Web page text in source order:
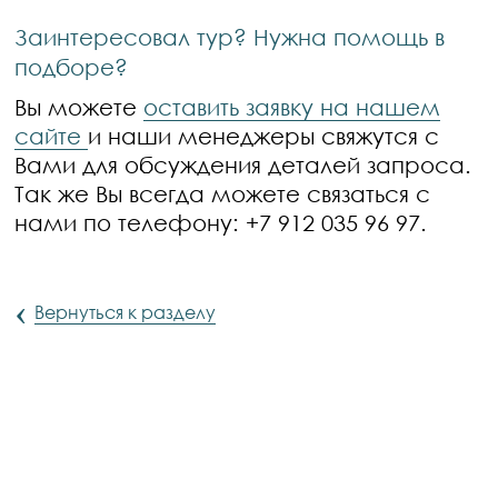
Заинтересовал тур? Нужна помощь в
подборе?
Вы можете оставить заявку на нашем
сайте и наши менеджеры свяжутся с
Вами для обсуждения деталей запроса.
Так же Вы всегда можете связаться с
нами по телефону: +7 912 035 96 97.
‹ Вернуться к разделу